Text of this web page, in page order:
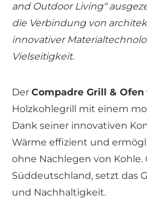
and Outdoor Living“
die Verbindung von
innovativer
Vielseitigkeit.
Der Compadre Grill & Ofen
Holzkohlegrill mit einem
Dank seiner innovativen
Wärme effizient und
ohne Nachlegen von Kohle.
Süddeutschland, setzt das
und Nachhaltigkeit.